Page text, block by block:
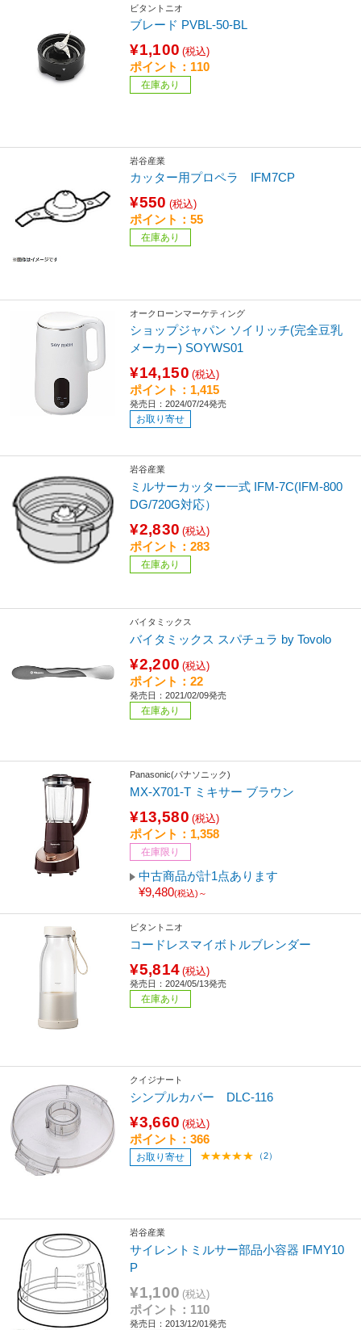
ビタントニオ
ブレード PVBL-50-BL
¥1,100 (税込)
ポイント：110
在庫あり
岩谷産業
カッター用プロペラ IFM7CP
¥550 (税込)
ポイント：55
在庫あり
オークローンマーケティング
ショップジャパン ソイリッチ(完全豆乳
メーカー) SOYWS01
¥14,150 (税込)
ポイント：1,415
発売日：2024/07/24発売
お取り寄せ
岩谷産業
ミルサーカッター一式 IFM-7C(IFM-800
DG/720G対応）
¥2,830 (税込)
ポイント：283
在庫あり
バイタミックス
バイタミックス スパチュラ by Tovolo
¥2,200 (税込)
ポイント：22
発売日：2021/02/09発売
在庫あり
Panasonic(パナソニック)
MX-X701-T ミキサー ブラウン
¥13,580 (税込)
ポイント：1,358
在庫限り
中古商品が計1点あります
¥9,480(税込)～
ビタントニオ
コードレスマイボトルブレンダー
¥5,814 (税込)
発売日：2024/05/13発売
在庫あり
クイジナート
シンプルカバー DLC-116
¥3,660 (税込)
ポイント：366
お取り寄せ （2）
岩谷産業
サイレントミルサー部品小容器 IFMY10
P
¥1,100 (税込)
ポイント：110
発売日：2013/12/01発売